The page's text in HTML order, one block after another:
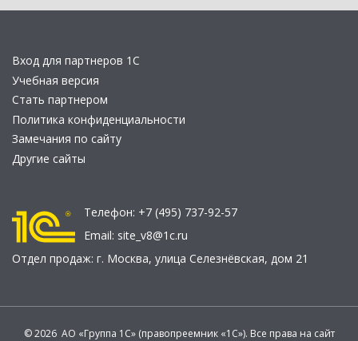
Вход для партнеров 1С
Учебная версия
Стать партнером
Политика конфиденциальности
Замечания по сайту
Другие сайты
Телефон: +7 (495) 737-92-57
Email: site_v8@1c.ru
Отдел продаж: г. Москва, улица Селезнёвская, дом 21
© 2026 АО «Группа 1С» (правопреемник «1С»). Все права на сайт